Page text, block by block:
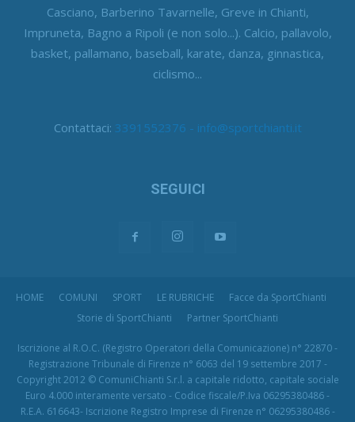
Casciano, Barberino Tavarnelle, Greve in Chianti,
Impruneta, Bagno a Ripoli (e non solo...). Calcio, pallavolo,
basket, pallamano, baseball, karate, danza, ginnastica,
ciclismo...
Contattaci: 3391552376 - info@sportchianti.it
SEGUICI
HOME COMUNI SPORT LE RUBRICHE
Facce da SportChianti
Storie di SportChianti
Partner SportChianti
Iscrizione al R.O.C. (Registro Operatori della Comunicazione) n° 22870 -
Registrazione Tribunale di Firenze n° 6063 del 19 settembre 2017 -
Copyright 2012 © ComuniChianti S.r.l. a capitale ridotto, capitale sociale
Euro 4.000 interamente versato - Codice fiscale/P.Iva 06295380486 -
R.E.A. 616643- Iscrizione Registro Imprese di Firenze n° 06295380486 -